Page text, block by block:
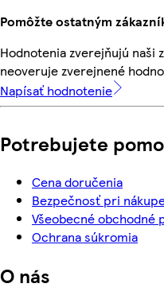
Pomôžte ostatným
Hodnotenia zverejňujú naši
neoveruje zverejnené
Napísať hodnotenie
Potrebujete
Cena doručenia
Bezpečnosť pri
Všeobecné obchodné
Ochrana súkromia
O nás